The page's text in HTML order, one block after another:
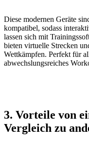
Diese modernen Geräte
kompatibel, sodass
lassen sich mit
bieten virtuelle Strecken
Wettkämpfen. Perfekt für
abwechslungsreiches
3. Vorteile von
Vergleich zu